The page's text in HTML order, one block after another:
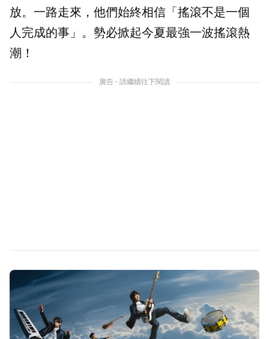
放。一路走來，他們始終相信「搖滾不是一個
人完成的事」。勢必掀起今夏最強一波搖滾熱
潮！
廣告 - 請繼續往下閱讀